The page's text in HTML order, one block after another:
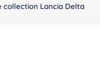
collection Lancia Delta